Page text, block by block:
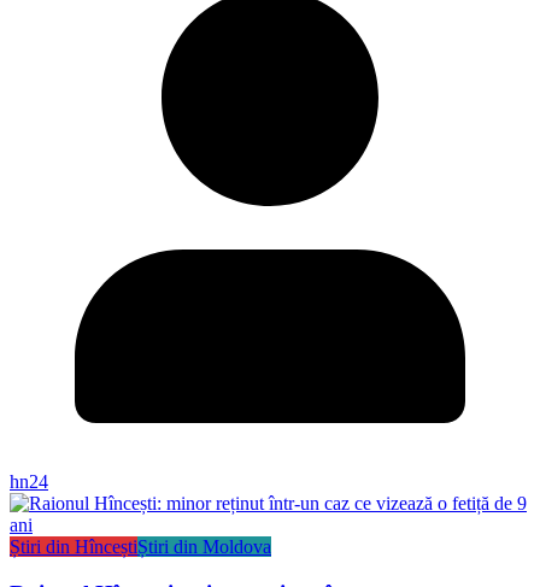
hn24
Știri din HînceștiȘtiri din Moldova